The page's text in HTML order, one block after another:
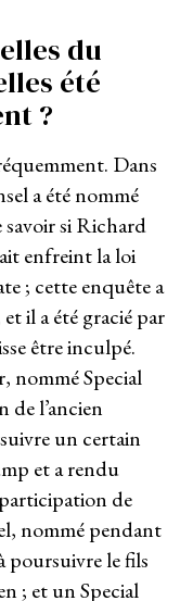
du
été
?
Dans
a été nommé
si Richard
enfreint la loi
; cette enquête a
il a été gracié par
être inculpé.
nommé Special
l’ancien
un certain
et a rendu
de
nommé pendant
poursuivre le fils
; et un Special